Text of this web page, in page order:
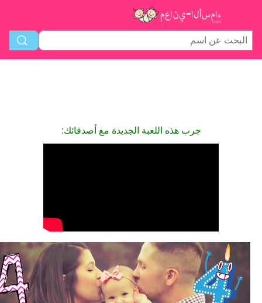
جرب هذه اللعبة الجديدة مع أصدقائك: